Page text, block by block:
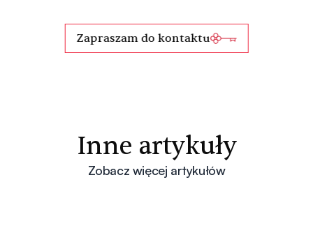
Zapraszam do kontaktu
Inne artykuły
Zobacz więcej artykułów